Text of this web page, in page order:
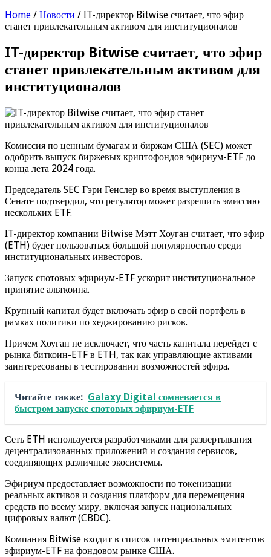
Home / Новости / IT-директор Bitwise считает, что эфир
станет привлекательным активом для институционалов
IT-директор Bitwise считает, что эфир
станет привлекательным активом для
институционалов
Комиссия по ценным бумагам и биржам США (SEC) может
одобрить выпуск биржевых криптофондов эфириум-ETF до
конца лета 2024 года.
Председатель SEC Гэри Генслер во время выступления в
Сенате подтвердил, что регулятор может разрешить эмиссию
нескольких ETF.
IT-директор компании Bitwise Мэтт Хоуган считает, что эфир
(ETH) будет пользоваться большой популярностью среди
институциональных инвесторов.
Запуск спотовых эфириум-ETF ускорит институциональное
принятие альткоина.
Крупный капитал будет включать эфир в свой портфель в
рамках политики по хеджированию рисков.
Причем Хоуган не исключает, что часть капитала перейдет с
рынка биткоин-ETF в ETH, так как управляющие активами
заинтересованы в тестировании возможностей эфира.
Читайте также: Galaxy Digital сомневается в
быстром запуске спотовых эфириум-ETF
Сеть ETH используется разработчиками для развертывания
децентрализованных приложений и создания сервисов,
соединяющих различные экосистемы.
Эфириум предоставляет возможности по токенизации
реальных активов и создания платформ для перемещения
средств по всему миру, включая запуск национальных
цифровых валют (CBDC).
Компания Bitwise входит в список потенциальных эмитентов
эфириум-ETF на фондовом рынке США.